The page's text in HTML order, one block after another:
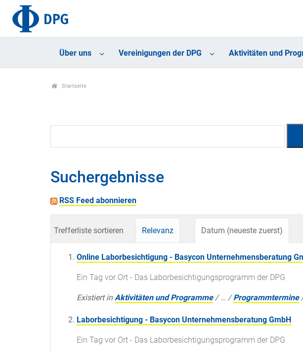
Über uns Vereinigungen der DPG Aktivitäten und
Startseite
Suchergebnisse
RSS Feed abonnieren
Trefferliste sortieren Relevanz Datum (neueste zuerst)
Online Laborbesichtigung - Basycon Unternehmensberatung
Ein Tag vor Ort - Das Laborbesichtigungsprogramm der DPG
Existiert in Aktivitäten und Programme /… /Programmtermine
Laborbesichtigung - Basycon Unternehmensberatung GmbH
Ein Tag vor Ort - Das Laborbesichtigungsprogramm der DPG